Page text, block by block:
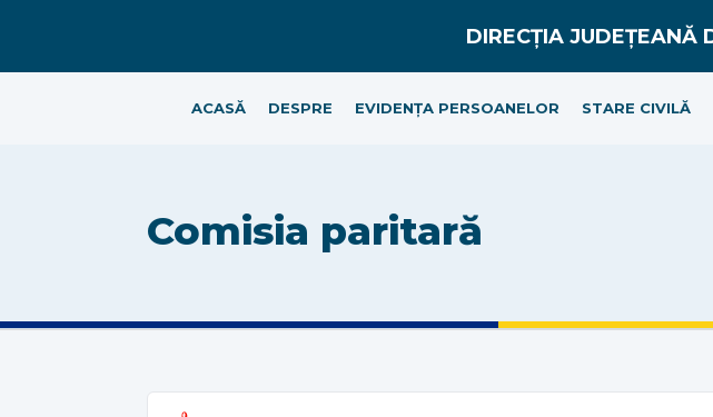
ACASĂ DESPRE EVIDENȚA PERSOANELOR STARE CIVILĂ
Comisia paritară